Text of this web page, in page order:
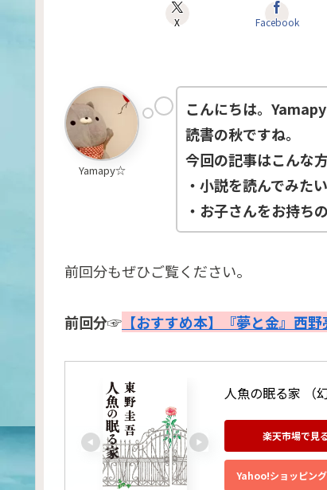
X Facebook
Yamapy☆
こんにちは。
読書の秋ですね。
今回の記事はこんな
・小説を読んでみた
・お子さんをお持ち
前回分もぜひご覧ください。
前回分☞ 【おすすめ本】『夢と金』西野
人魚の眠る家 （
楽天市場で見
Yahoo!ショッピン